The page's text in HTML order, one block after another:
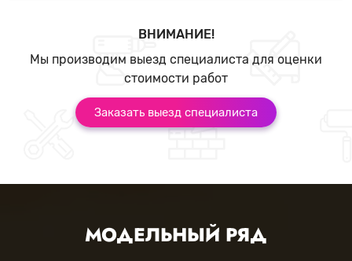
ВНИМАНИЕ!
Мы производим выезд специалиста для оценки
стоимости работ
Заказать выезд специалиста
МОДЕЛЬНЫЙ РЯД